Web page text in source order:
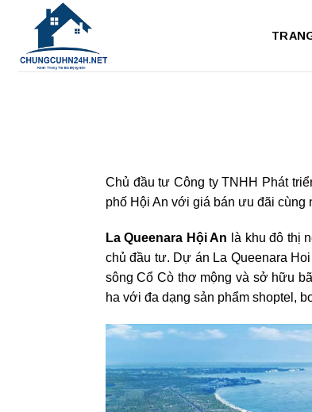
dung
Chủ đầu tư Công ty TNHH Phát
phố Hội An với giá bán ưu đãi cùng
La Queenara Hội An là khu đô thị
chủ đầu tư. Dự án La Queenara
sông Cổ Cò thơ mộng và sở hữu
ha với đa dạng sản phẩm shoptel,